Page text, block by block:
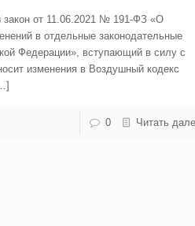
от 11.06.2021 № 191-ФЗ «О
в отдельные законодательные
Федерации», вступающий в силу с
изменения в Воздушный кодекс
0 Читать